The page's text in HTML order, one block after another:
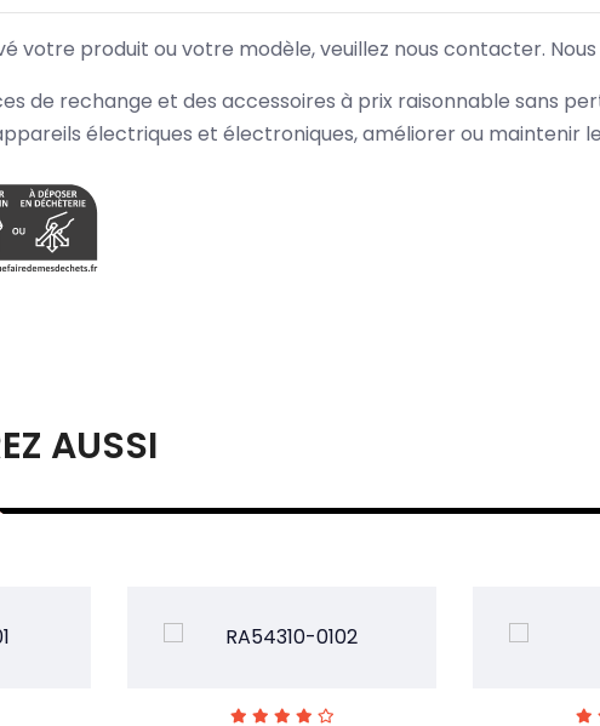
votre produit ou votre modèle, veuillez nous contacter.
de rechange et des accessoires à prix raisonnable sans
électriques et électroniques, améliorer ou maintenir
AUSSI